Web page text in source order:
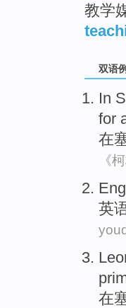
教学
双语
In
for
在
《
英
在